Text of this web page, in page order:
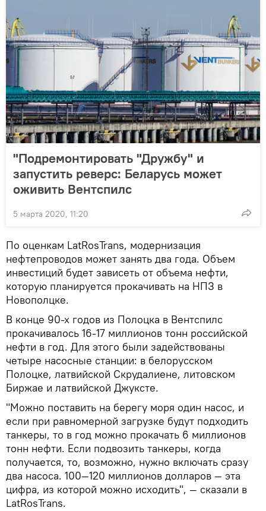
"Подремонтировать "Дружбу" и
запустить реверс: Беларусь может
оживить Вентспилс
5 марта 2020, 11:20
По оценкам LatRosTrans, модернизация
нефтепроводов может занять два года. Объем
инвестиций будет зависеть от объема нефти,
которую планируется прокачивать на НПЗ в
Новополцке.
В конце 90-х годов из Полоцка в Вентспилс
прокачивалось 16-17 миллионов тонн российской
нефти в год. Для этого были задействованы
четыре насосные станции: в белорусском
Полоцке, латвийской Скрудалиене, литовском
Биржае и латвийской Джуксте.
"Можно поставить на берегу моря один насос, и
если при равномерной загрузке будут подходить
танкеры, то в год можно прокачать 6 миллионов
тонн нефти. Если подвозить танкеры, когда
получается, то, возможно, нужно включать сразу
два насоса. 100—120 миллионов долларов — эта
цифра, из которой можно исходить", — сказали в
LatRosTrans.